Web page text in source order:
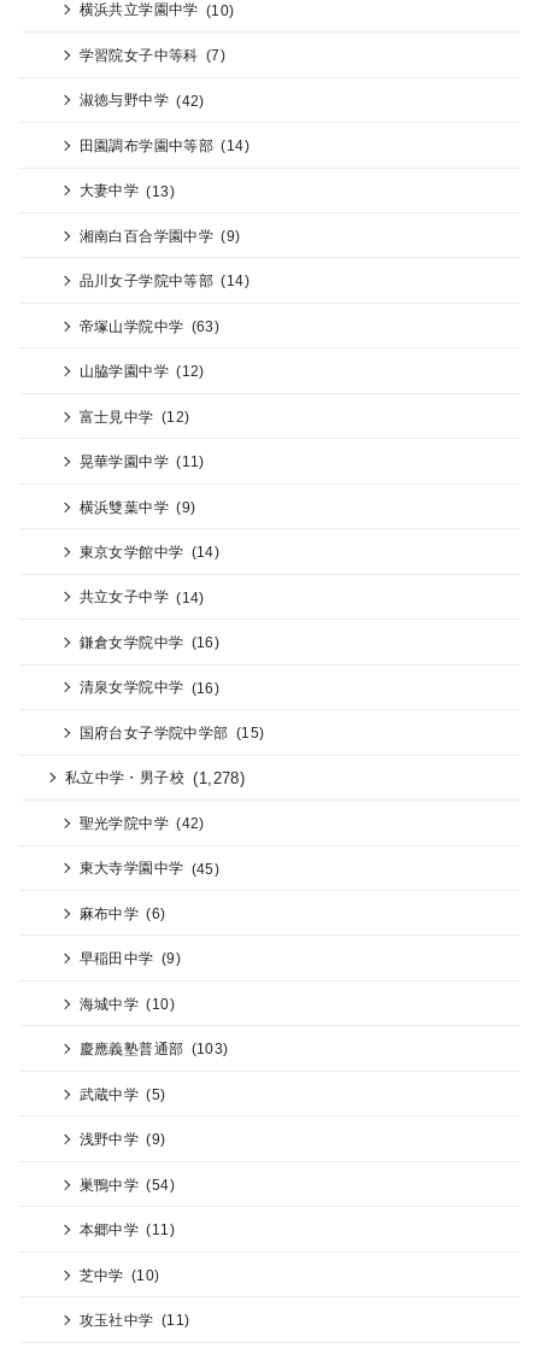
横浜共立学園中学 (10)
学習院女子中等科 (7)
淑徳与野中学 (42)
田園調布学園中等部 (14)
大妻中学 (13)
湘南白百合学園中学 (9)
品川女子学院中等部 (14)
帝塚山学院中学 (63)
山脇学園中学 (12)
富士見中学 (12)
晃華学園中学 (11)
横浜雙葉中学 (9)
東京女学館中学 (14)
共立女子中学 (14)
鎌倉女学院中学 (16)
清泉女学院中学 (16)
国府台女子学院中学部 (15)
私立中学・男子校 (1,278)
聖光学院中学 (42)
東大寺学園中学 (45)
麻布中学 (6)
早稲田中学 (9)
海城中学 (10)
慶應義塾普通部 (103)
武蔵中学 (5)
浅野中学 (9)
巣鴨中学 (54)
本郷中学 (11)
芝中学 (10)
攻玉社中学 (11)